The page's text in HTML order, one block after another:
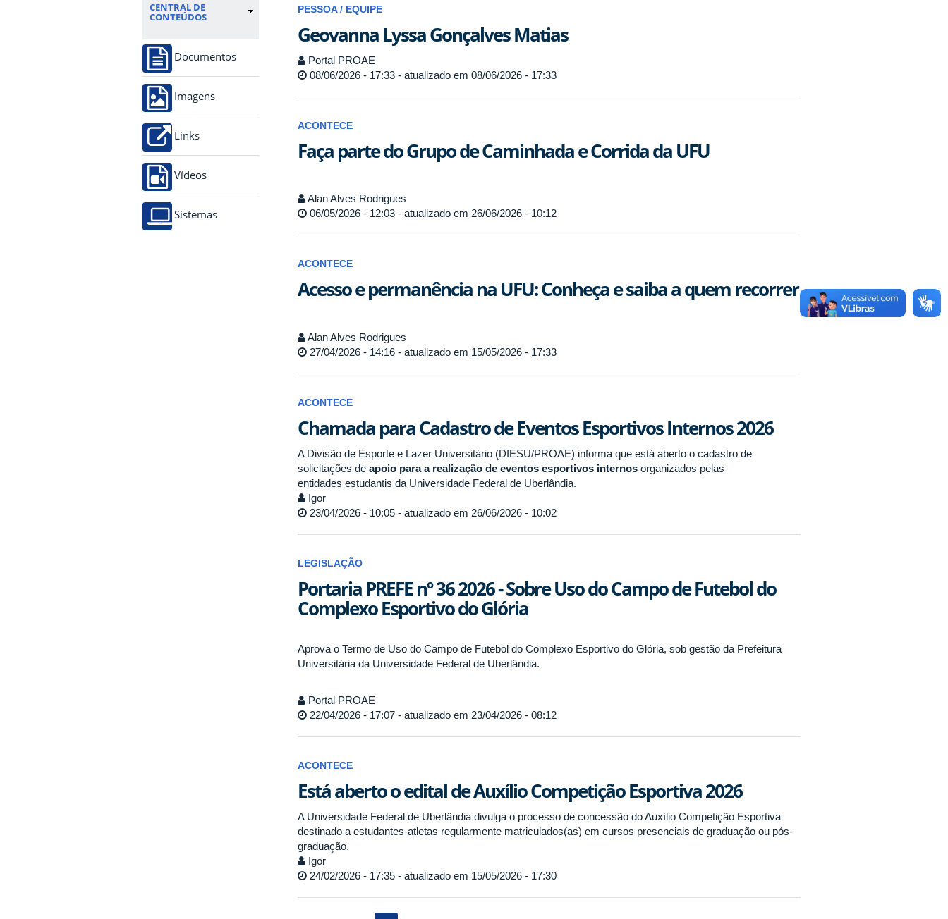
CENTRAL DE
CONTEÚDOS
Documentos
Imagens
Links
Vídeos
Sistemas
PESSOA / EQUIPE
Geovanna Lyssa Gonçalves Matias
Portal PROAE
08/06/2026 - 17:33 - atualizado em 08/06/2026 - 17:33
ACONTECE
Faça parte do Grupo de Caminhada e Corrida da UFU
Alan Alves Rodrigues
06/05/2026 - 12:03 - atualizado em 26/06/2026 - 10:12
ACONTECE
Acesso e permanência na UFU: Conheça e saiba a quem recorrer
Alan Alves Rodrigues
27/04/2026 - 14:16 - atualizado em 15/05/2026 - 17:33
ACONTECE
Chamada para Cadastro de Eventos Esportivos Internos 2026
A Divisão de Esporte e Lazer Universitário (DIESU/PROAE) informa que está aberto o cadastro de
solicitações de apoio para a realização de eventos esportivos internos organizados pelas
entidades estudantis da Universidade Federal de Uberlândia.
Igor
23/04/2026 - 10:05 - atualizado em 26/06/2026 - 10:02
LEGISLAÇÃO
Portaria PREFE nº 36 2026 - Sobre Uso do Campo de Futebol do
Complexo Esportivo do Glória
Aprova o Termo de Uso do Campo de Futebol do Complexo Esportivo do Glória, sob gestão da Prefeitura
Universitária da Universidade Federal de Uberlândia.
Portal PROAE
22/04/2026 - 17:07 - atualizado em 23/04/2026 - 08:12
ACONTECE
Está aberto o edital de Auxílio Competição Esportiva 2026
A Universidade Federal de Uberlândia divulga o processo de concessão do Auxílio Competição Esportiva
destinado a estudantes-atletas regularmente matriculados(as) em cursos presenciais de graduação ou pós-
graduação.
Igor
24/02/2026 - 17:35 - atualizado em 15/05/2026 - 17:30